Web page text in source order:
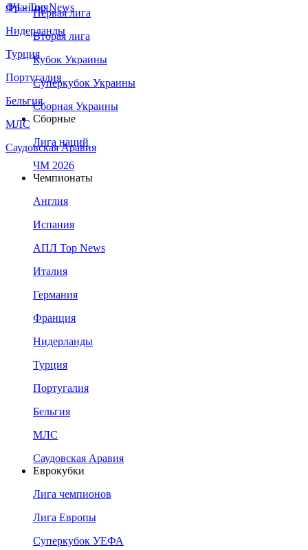
Франция
Нидерланды
Турция
Португалия
Бельгия
МЛС
Саудовская Аравия
ЛЧ - Top News
Первая лига
Вторая лига
Кубок Украины
Суперкубок Украины
Сборная Украины
Сборные
Лига наций
ЧМ 2026
Чемпионаты
Англия
Испания
АПЛ Top News
Италия
Германия
Франция
Нидерланды
Турция
Португалия
Бельгия
МЛС
Саудовская Аравия
Еврокубки
Лига чемпионов
Лига Европы
Суперкубок УЕФА